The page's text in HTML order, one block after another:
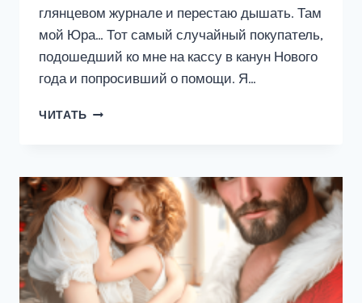
глянцевом журнале и перестаю дышать. Там
мой Юра… Тот самый случайный покупатель,
подошедший ко мне на кассу в канун Нового
года и попросивший о помощи. Я…
ЧИТАТЬ КАССИРША
КРИВОВА)